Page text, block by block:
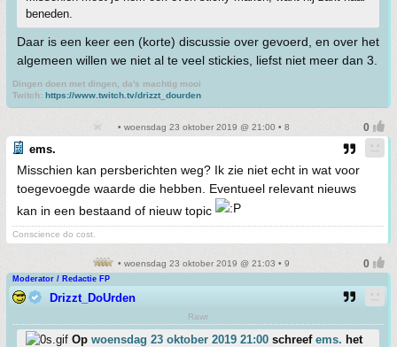
beneden.
Daar is een keer een (korte) discussie over gevoerd, en over het
algemeen willen we niet al te veel stickies, liefst niet meer dan 3.
Dingen doen met dingen, da's machtig mooi
Twitch: https://www.twitch.tv/drizzt_dourden
• woensdag 23 oktober 2019 @ 21:00 • 8
ems.
Misschien kan persberichten weg? Ik zie niet echt in wat voor
toegevoegde waarde die hebben. Eventueel relevant nieuws
kan in een bestaand of nieuw topic
Conscience do cost.
• woensdag 23 oktober 2019 @ 21:03 • 9
Moderator / Redactie FP
Drizzt_DoUrden
Rawr
Op woensdag 23 oktober 2019 21:00 schreef ems. het